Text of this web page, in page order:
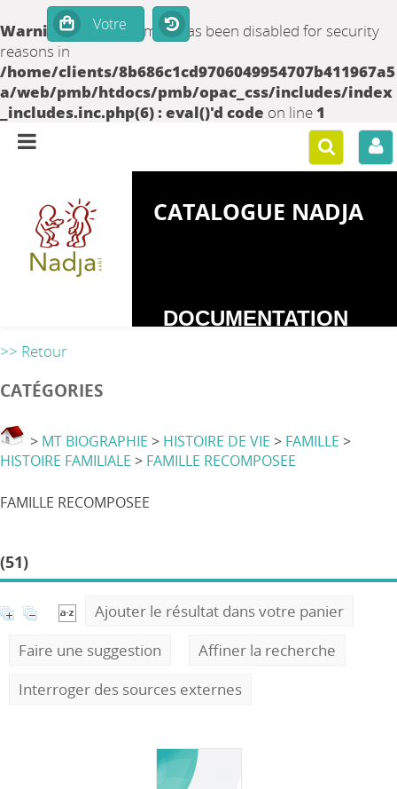
Warning: set_time_limit() has been disabled for security
reasons in
/home/clients/8b686c1cd9706049954707b411967a5
a/web/pmb/htdocs/pmb/opac_css/includes/index
_includes.inc.php(6) : eval()'d code on line 1
CATALOGUE NADJA
DOCUMENTATION
>> Retour
CATÉGORIES
> MT BIOGRAPHIE > HISTOIRE DE VIE > FAMILLE >
HISTOIRE FAMILIALE > FAMILLE RECOMPOSEE
FAMILLE RECOMPOSEE
(51)
Ajouter le résultat dans votre panier
Faire une suggestion
Affiner la recherche
Interroger des sources externes